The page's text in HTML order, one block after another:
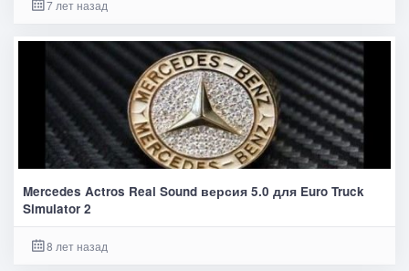
7 лет назад
Mercedes Actros Real Sound версия 5.0 для Euro Truck
Simulator 2
8 лет назад